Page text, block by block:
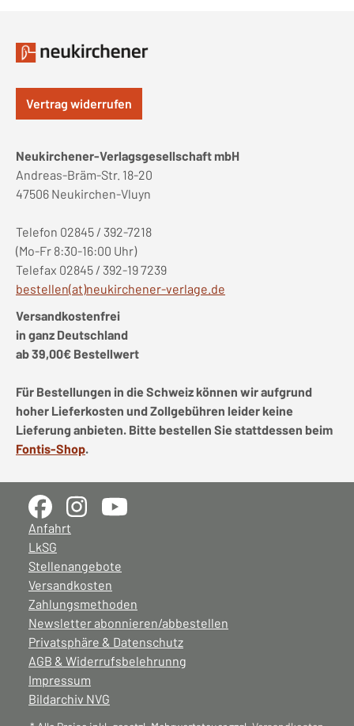
Vertrag widerrufen
Neukirchener-Verlagsgesellschaft mbH
Andreas-Bräm-Str. 18-20
47506 Neukirchen-Vluyn
Telefon 02845 / 392-7218
(Mo-Fr 8:30-16:00 Uhr)
Telefax 02845 / 392-19 7239
bestellen(at)neukirchener-verlage.de
Versandkostenfrei
in ganz Deutschland
ab 39,00€ Bestellwert
Für Bestellungen in die Schweiz können wir aufgrund
hoher Lieferkosten und Zollgebühren leider keine
Lieferung anbieten. Bitte bestellen Sie stattdessen beim
Fontis-Shop.
Anfahrt
LkSG
Stellenangebote
Versandkosten
Zahlungsmethoden
Newsletter abonnieren/abbestellen
Privatsphäre & Datenschutz
AGB & Widerrufsbelehrunng
Impressum
Bildarchiv NVG